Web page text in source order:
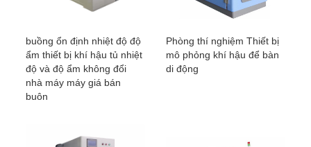
buồng ổn định nhiệt độ độ
ẩm thiết bị khí hậu tủ nhiệt
độ và độ ẩm không đổi
nhà máy máy giá bán
buôn
Phòng thí nghiệm Thiết bị
mô phỏng khí hậu để bàn
di động